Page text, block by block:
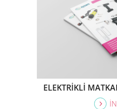
ELEKTRİKLİ